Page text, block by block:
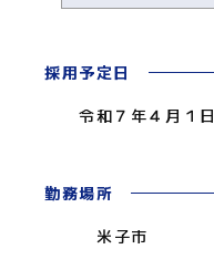
採用予定日
令和７年４月１日
勤務場所
米子市